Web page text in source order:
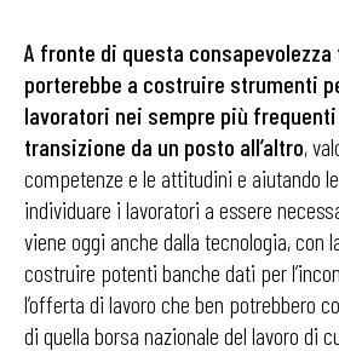
A fronte di questa
porterebbe a costruire strumenti
lavoratori nei sempre più
transizione da un posto all’altro,
competenze e le attitudini e aiutando
individuare i lavoratori a essere
viene oggi anche dalla tecnologia, con
costruire potenti banche dati per
l’offerta di lavoro che ben potrebbero
di quella borsa nazionale del lavoro di